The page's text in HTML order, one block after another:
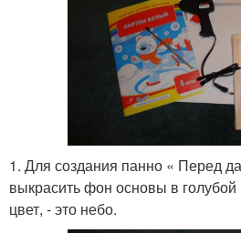
1. Для создания панно « Перед
выкрасить фон основы в голубой
цвет, - это небо.